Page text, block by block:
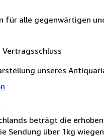
für alle gegenwärtigen
Vertragsschluss
unseres
beträgt die
Sendung über 1kg